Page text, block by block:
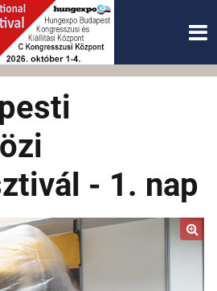
- 1. nap